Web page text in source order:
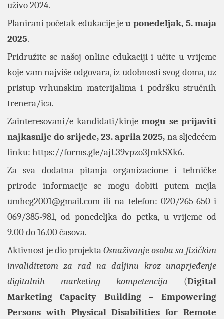
uživo 2024.
Planirani početak edukacije jeu ponedeljak, 5. maja
2025.
Pridružite se našoj online edukaciji i učite u vrijeme
koje vam najviše odgovara, iz udobnosti svog doma, uz
pristup vrhunskim materijalima i podršku stručnih
trenera/ica.
Zainteresovani/e kandidati/kinje mogu se prijaviti
najkasnije do srijede, 23. aprila 2025, na sljedećem
linku: https://forms.gle/ajL39vpzo3JmkSXk6.
Za sva dodatna pitanja organizacione i tehničke
prirode informacije se mogu dobiti putem mejla
umhcg2001@gmail.com ili na telefon: 020/265-650 i
069/385-981, od ponedeljka do petka, u vrijeme od
9.00 do 16.00 časova.
Aktivnost je dio projektaOsnaživanje osoba sa fizičkim
invaliditetom za rad na daljinu kroz unaprjeđenje
digitalnih marketing kompetencija (Digital
Marketing Capacity Building – Empowering
Persons with Physical Disabilities for Remote